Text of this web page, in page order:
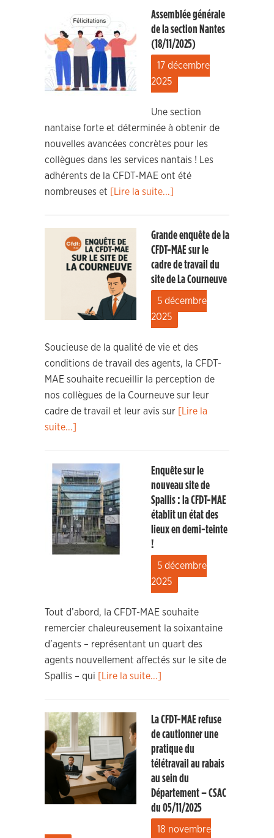
Assemblée générale
de la section Nantes
(18/11/2025)
17 décembre
2025
Une section
nantaise forte et déterminée à obtenir de
nouvelles avancées concrètes pour les
collègues dans les services nantais ! Les
adhérents de la CFDT-MAE ont été
nombreuses et
[Lire la suite...]
Grande enquête de la
CFDT-MAE sur le
cadre de travail du
site de La Courneuve
5 décembre
2025
Soucieuse de la qualité de vie et des
conditions de travail des agents, la CFDT-
MAE souhaite recueillir la perception de
nos collègues de la Courneuve sur leur
cadre de travail et leur avis sur
[Lire la
suite...]
Enquête sur le
nouveau site de
Spallis : la CFDT-MAE
établit un état des
lieux en demi-teinte
!
5 décembre
2025
Tout d’abord, la CFDT-MAE souhaite
remercier chaleureusement la soixantaine
d’agents – représentant un quart des
agents nouvellement affectés sur le site de
Spallis – qui
[Lire la suite...]
La CFDT-MAE refuse
de cautionner une
pratique du
télétravail au rabais
au sein du
Département – CSAC
du 05/11/2025
18 novembre